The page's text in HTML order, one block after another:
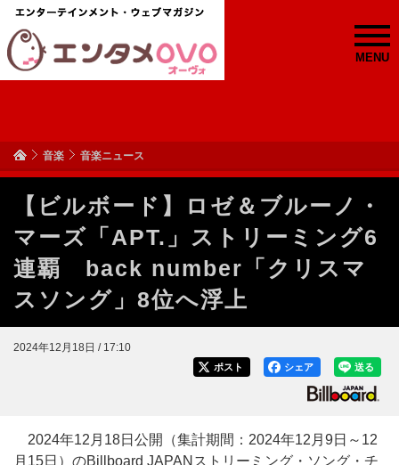
MENU
音楽 音楽ニュース
【ビルボード】ロゼ＆ブルーノ・
マーズ「APT.」ストリーミング6
連覇 back number「クリスマ
スソング」8位へ浮上
2024年12月18日 / 17:10
送る
シェア
ポスト
2024年12月18日公開（集計期間：2024年12月9日～12
月15日）のBillboard JAPANストリーミング・ソング・チ